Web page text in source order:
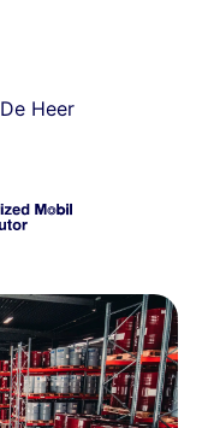
De Heer